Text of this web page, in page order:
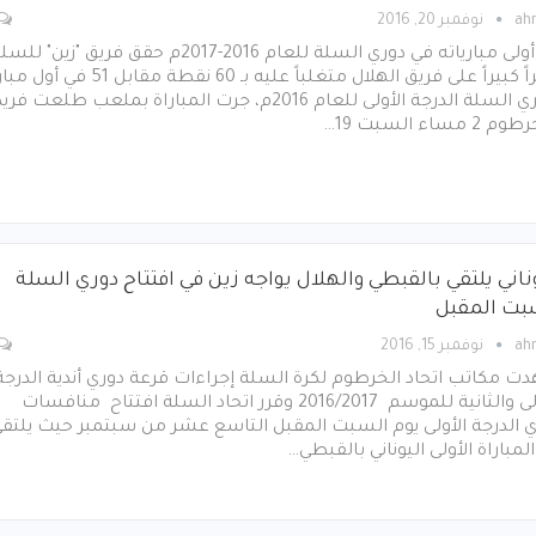
نوفمبر 20, 2016
في أولى مبارياته في دوري السلة للعام 2016-2017م حقق فريق "زين"
نصراً كبيراً على فريق الهلال متغلباً عليه بـ 60 نقطة مقابل
لدوري السلة الدرجة الأولى للعام 2016م، جرت المباراة بملعب طلعت
مساء السبت 19…
يلتقي بالقبطي والهلال يواجه زين في افتتاح دوري السلة
المقبل
نوفمبر 15, 2016
مكاتب اتحاد الخرطوم لكرة السلة إجراءات قرعة دوري أندية
الأولى والثانية للموسم 2016/2017 وقرر اتحاد السلة افتتاح منافسات
الدرجة الأولى يوم السبت المقبل التاسع عشر من سبتمبر حيث
الأولى اليوناني بالقبطي…